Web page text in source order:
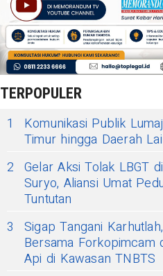
TERPOPULER
1
Komunikasi Publik
Timur hingga Daerah
2 Gelar Aksi Tolak LBGT
Suryo, Aliansi Umat
Tuntutan
3
Sigap Tangani
Bersama Forkopimcam
Api di Kawasan TNBTS